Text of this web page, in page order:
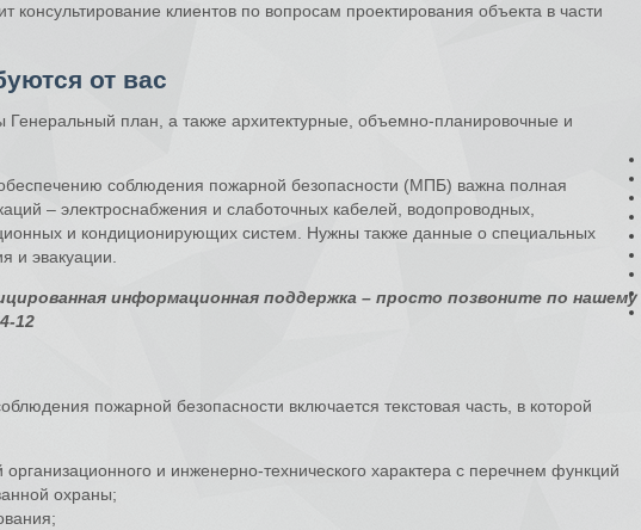
консультирование клиентов по вопросам проектирования объекта в части
от вас
план, а также архитектурные, объемно-планировочные и
соблюдения пожарной безопасности (МПБ) важна полная
– электроснабжения и слаботочных кабелей, водопроводных,
и кондиционирующих систем. Нужны также данные о специальных
и эвакуации.
информационная поддержка – просто позвоните по нашему
12
пожарной безопасности включается текстовая часть, в которой
и инженерно-технического характера с перечнем функций
охраны;